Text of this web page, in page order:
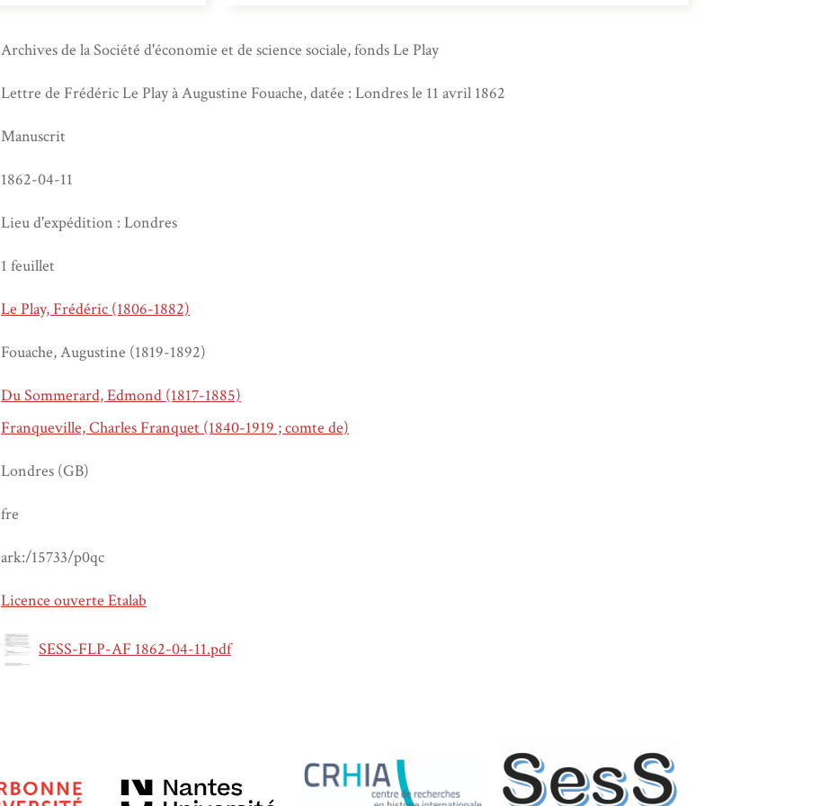
Archives de la Société d'économie et de science sociale, fonds Le Play
Lettre de Frédéric Le Play à Augustine Fouache, datée : Londres le 11 avril 1862
Manuscrit
1862-04-11
Lieu d'expédition : Londres
1 feuillet
Le Play, Frédéric (1806-1882)
Fouache, Augustine (1819-1892)
Du Sommerard, Edmond (1817-1885)
Franqueville, Charles Franquet (1840-1919 ; comte de)
Londres (GB)
fre
ark:/15733/p0qc
Licence ouverte Etalab
SESS-FLP-AF 1862-04-11.pdf